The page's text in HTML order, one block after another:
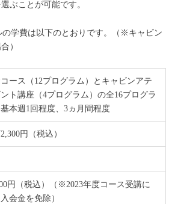
ぶことが可能です。
学費は以下のとおりです。（※キャビン
）
ース（12プログラム）とキャビンアテ
ト講座（4プログラム）の全16プログラ
本週1回程度、3ヵ月間程度
円（税込）
円（税込）（※2023年度コース受講に
会金を免除）